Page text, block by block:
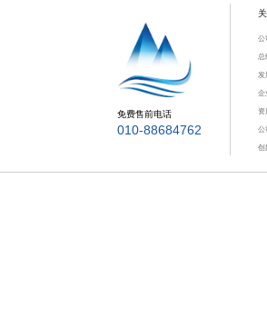
免费售前电话
010-88684762
公
总
发
企
资
公
创